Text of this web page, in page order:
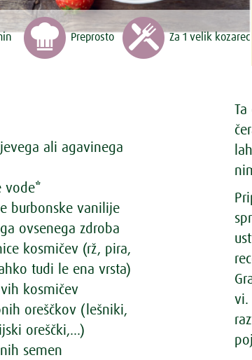
Preprosto Za 1 velik kozarec
ali agavinega
vode*
burbonske vanilije
ovsenega zdroba
kosmičev (rž, pira,
tudi le ena vrsta)
kosmičev
oreščkov (lešniki,
oreščki,...)
semen
vi.